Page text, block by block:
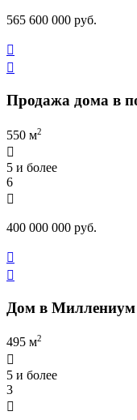
565 600 000 руб.


Продажа дома в
550 м2

5 и более
6

400 000 000 руб.


Дом в
495 м2

5 и более
3
